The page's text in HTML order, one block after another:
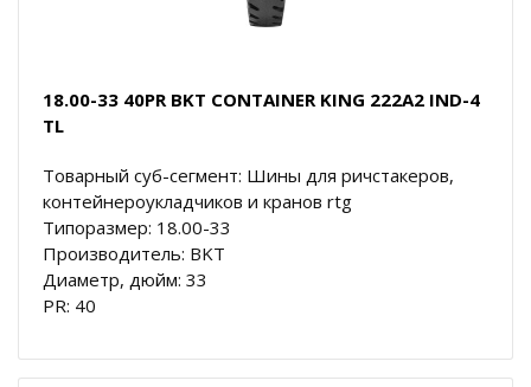
18.00-33 40PR BKT CONTAINER KING 222A2 IND-4
TL
Товарный суб-сегмент: Шины для ричстакеров,
контейнероукладчиков и кранов rtg
Типоразмер: 18.00-33
Производитель: BKT
Диаметр, дюйм: 33
PR: 40